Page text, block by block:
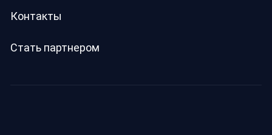
Контакты
Стать партнером